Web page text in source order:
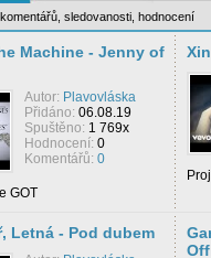
komentářů sledovanosti hodnocení
Machine - Jenny of
Autor: Plavovláska
Přidáno: 06.08.19
Spuštěno: 1 769x
Hodnocení: 0
Komentářů: 0
GOT
Letná - Pod dubem